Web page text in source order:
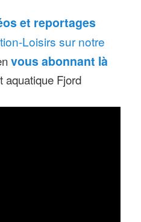
et reportages
Loisirs sur notre
vous abonnant là
aquatique Fjord